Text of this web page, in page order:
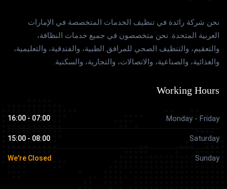
نحن شركة رائدة في تنظيف الخدمات المتخصصة في الإمارات
العربية المتحدة. نحن متخصصون في جميع خدمات النظافة،
والتعقيم، والتنظيف الصحي للمرافق الطبية، والفندقية، والتعليمية،
والغذائية، والصناعية، والاتصالات، والتجارية، والسكنية.
Working Hours
Monday - Friday
07:00 - 16:00
Saturday
08:00 - 15:00
Sunday
We're Closed